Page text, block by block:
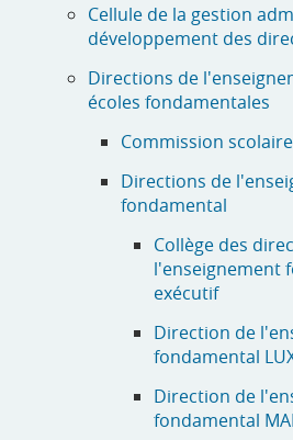
Cellule de la gestion
développement des
Directions de
écoles fondamentales
Commission
Directions de
fondamental
Collège des
l'enseignement
exécutif
Direction de
fondamental
Direction de
fondamental